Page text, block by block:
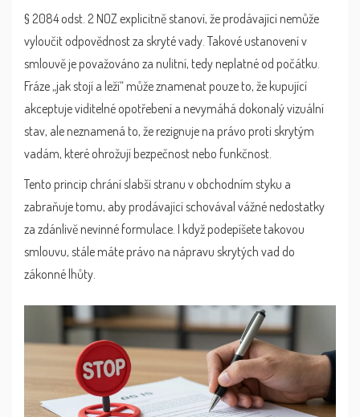
§ 2084 odst. 2 NOZ explicitně stanoví, že prodávající nemůže
vyloučit odpovědnost za skryté vady. Takové ustanovení v
smlouvě je považováno za nulitní, tedy neplatné od počátku.
Fráze „jak stojí a leží“ může znamenat pouze to, že kupující
akceptuje viditelné opotřebení a nevymáhá dokonalý vizuální
stav, ale neznamená to, že rezignuje na právo proti skrytým
vadám, které ohrožují bezpečnost nebo funkčnost.
Tento princip chrání slabší stranu v obchodním styku a
zabraňuje tomu, aby prodávající schovával vážné nedostatky
za zdánlivě nevinné formulace. I když podepíšete takovou
smlouvu, stále máte právo na nápravu skrytých vad do
zákonné lhůty.